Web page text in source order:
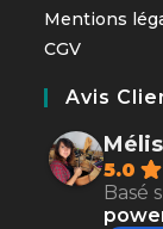
Mentions
CGV
Avis
5.0
Basé